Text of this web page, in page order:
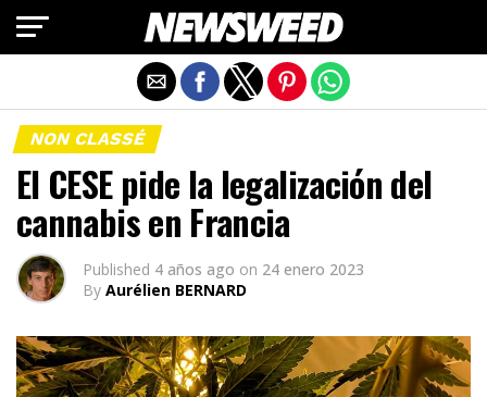
NON CLASSÉ
El CESE pide la legalización del
cannabis en Francia
Published 4 años ago on 24 enero 2023
By Aurélien BERNARD
Salir de la versión móvil